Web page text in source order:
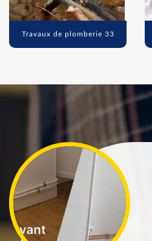
Travaux de plomberie 33